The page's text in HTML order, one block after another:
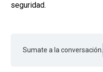
seguridad.
Sumate a la conversación.